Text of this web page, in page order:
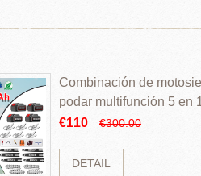
Combinación de
podar multifunción 5 en
€110
€300.00
DETAIL